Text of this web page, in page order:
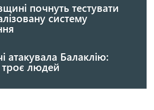
почнуть тестувати
систему
атакувала Балаклію:
троє людей